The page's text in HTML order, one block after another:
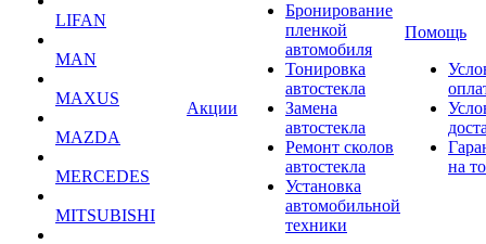
LIFAN
MAN
MAXUS
MAZDA
MERCEDES
MITSUBISHI
Акции
Бронирование
пленкой
автомобиля
Тонировка
автостекла
Замена
автостекла
Ремонт сколов
автостекла
Установка
автомобильной
техники
Помощь
на